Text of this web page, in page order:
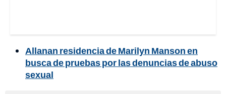
Allanan residencia de Marilyn Manson en
busca de pruebas por las denuncias de abuso
sexual